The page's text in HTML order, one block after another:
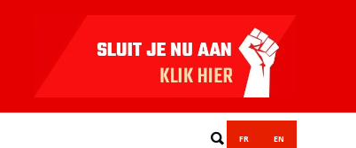
FR EN